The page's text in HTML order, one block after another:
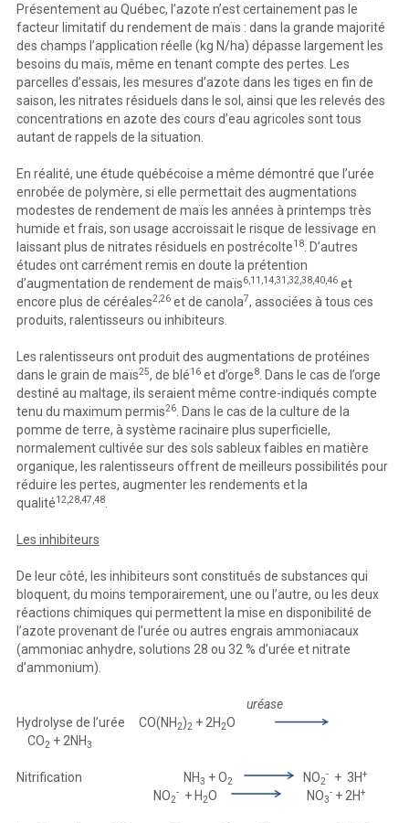
Présentement au Québec, l’azote n’est certainement pas le
facteur limitatif du rendement de maïs : dans la grande majorité
des champs l’application réelle (kg N/ha) dépasse largement les
besoins du maïs, même en tenant compte des pertes. Les
parcelles d’essais, les mesures d’azote dans les tiges en fin de
saison, les nitrates résiduels dans le sol, ainsi que les relevés des
concentrations en azote des cours d’eau agricoles sont tous
autant de rappels de la situation.
En réalité, une étude québécoise a même démontré que l’urée
enrobée de polymère, si elle permettait des augmentations
modestes de rendement de maïs les années à printemps très
humide et frais, son usage accroissait le risque de lessivage en
laissant plus de nitrates résiduels en postrécolte18
. D’autres
études ont carrément remis en doute la prétention
d’augmentation de rendement de maïs6,11,14,31,32,38,40,46 et
encore plus de céréales2,26 et de canola7, associées à tous ces
produits, ralentisseurs ou inhibiteurs.
Les ralentisseurs ont produit des augmentations de protéines
dans le grain de maïs25, de blé16 et d’orge8
. Dans le cas de l’orge
destiné au maltage, ils seraient même contre-indiqués compte
tenu du maximum permis26
. Dans le cas de la culture de la
pomme de terre, à système racinaire plus superficielle,
normalement cultivée sur des sols sableux faibles en matière
organique, les ralentisseurs offrent de meilleurs possibilités pour
réduire les pertes, augmenter les rendements et la
qualité12,28,47,48
Les inhibiteurs
De leur côté, les inhibiteurs sont constitués de substances qui
bloquent, du moins temporairement, une ou l’autre, ou les deux
réactions chimiques qui permettent la mise en disponibilité de
l’azote provenant de l’urée ou autres engrais ammoniacaux
(ammoniac anhydre, solutions 28 ou 32 % d’urée et nitrate
d’ammonium).
uréase
Hydrolyse de l’urée CO(NH2)2 + 2H2O
CO2 + 2NH3
Nitrification NH3 + O2 NO2
-+ 3H+
NO2
- + H2O NO3
-+ 2H+